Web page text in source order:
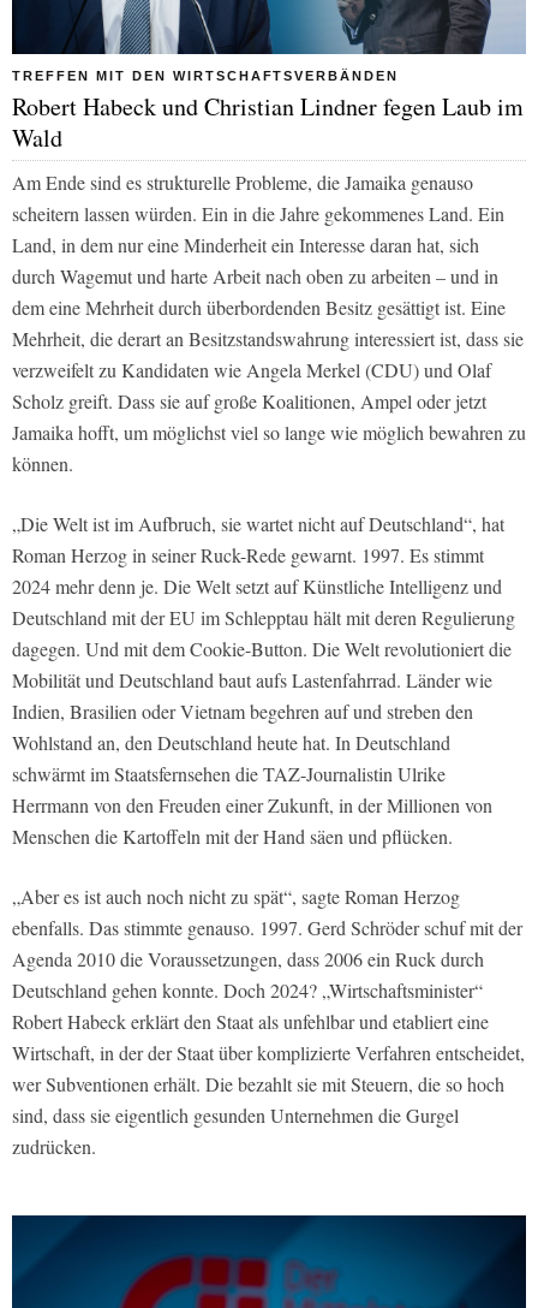
TREFFEN MIT DEN WIRTSCHAFTSVERBÄNDEN
Robert Habeck und Christian Lindner fegen Laub im
Wald
Am Ende sind es strukturelle Probleme, die Jamaika genauso
scheitern lassen würden. Ein in die Jahre gekommenes Land. Ein
Land, in dem nur eine Minderheit ein Interesse daran hat, sich
durch Wagemut und harte Arbeit nach oben zu arbeiten – und in
dem eine Mehrheit durch überbordenden Besitz gesättigt ist. Eine
Mehrheit, die derart an Besitzstandswahrung interessiert ist, dass sie
verzweifelt zu Kandidaten wie Angela Merkel (CDU) und Olaf
Scholz greift. Dass sie auf große Koalitionen, Ampel oder jetzt
Jamaika hofft, um möglichst viel so lange wie möglich bewahren zu
können.
„Die Welt ist im Aufbruch, sie wartet nicht auf Deutschland“, hat
Roman Herzog in seiner Ruck-Rede gewarnt. 1997. Es stimmt
2024 mehr denn je. Die Welt setzt auf Künstliche Intelligenz und
Deutschland mit der EU im Schlepptau hält mit deren Regulierung
dagegen. Und mit dem Cookie-Button. Die Welt revolutioniert die
Mobilität und Deutschland baut aufs Lastenfahrrad. Länder wie
Indien, Brasilien oder Vietnam begehren auf und streben den
Wohlstand an, den Deutschland heute hat. In Deutschland
schwärmt im Staatsfernsehen die TAZ-Journalistin Ulrike
Herrmann von den Freuden einer Zukunft, in der Millionen von
Menschen die Kartoffeln mit der Hand säen und pflücken.
„Aber es ist auch noch nicht zu spät“, sagte Roman Herzog
ebenfalls. Das stimmte genauso. 1997. Gerd Schröder schuf mit der
Agenda 2010 die Voraussetzungen, dass 2006 ein Ruck durch
Deutschland gehen konnte. Doch 2024? „Wirtschaftsminister“
Robert Habeck erklärt den Staat als unfehlbar und etabliert eine
Wirtschaft, in der der Staat über komplizierte Verfahren entscheidet,
wer Subventionen erhält. Die bezahlt sie mit Steuern, die so hoch
sind, dass sie eigentlich gesunden Unternehmen die Gurgel
zudrücken.